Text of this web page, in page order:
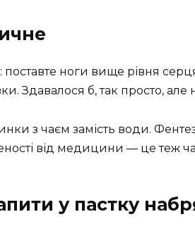
поставте ноги вище рівня
Здавалося б, так просто, але
з чаєм замість води.
від медицини — це теж
у пастку